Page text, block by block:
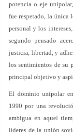
potencia o eje
fue respetado, la única
personal y los
segundo pensado
justicia, libertad, y
los sentimientos de su
principal objetivo y
El dominio unipolar
1990 por una
ambigua en aquel
líderes de la unión